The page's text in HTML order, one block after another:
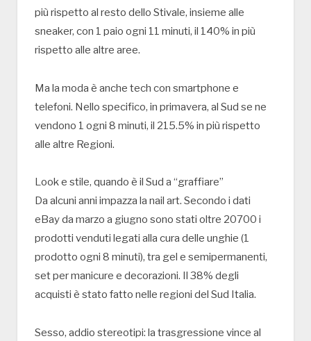
più rispetto al resto dello Stivale, insieme alle
sneaker, con 1 paio ogni 11 minuti, il 140% in più
rispetto alle altre aree.
Ma la moda è anche tech con smartphone e
telefoni. Nello specifico, in primavera, al Sud se ne
vendono 1 ogni 8 minuti, il 215.5% in più rispetto
alle altre Regioni.
Look e stile, quando è il Sud a “graffiare”
Da alcuni anni impazza la nail art. Secondo i dati
eBay da marzo a giugno sono stati oltre 20700 i
prodotti venduti legati alla cura delle unghie (1
prodotto ogni 8 minuti), tra gel e semipermanenti,
set per manicure e decorazioni. Il 38% degli
acquisti è stato fatto nelle regioni del Sud Italia.
Sesso, addio stereotipi: la trasgressione vince al